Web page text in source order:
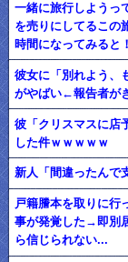
一緒に旅行しようっ
を売りにしてるこの
時間になってみると
彼女に「別れよう、
がやばい←報告者が
彼「クリスマスに店
した件ｗｗｗｗｗ
新人「間違ったん
戸籍謄本を取りに行
事が発覚した→即別
ら信じられない...